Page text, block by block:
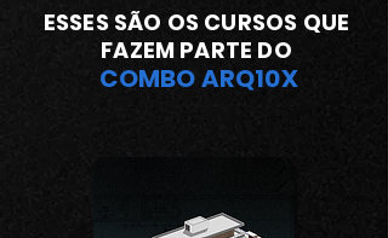
ESSES SÃO OS CURSOS QUE
FAZEM PARTE DO
COMBO ARQ10X